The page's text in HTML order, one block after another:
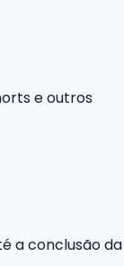
e outros
a conclusão da